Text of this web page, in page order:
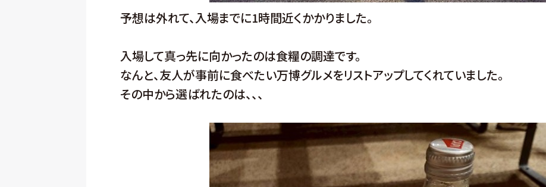
予想は外れて、入場までに1時間近くかかりました。
入場して真っ先に向かったのは食糧の調達です。
なんと、友人が事前に食べたい万博グルメをリストアップしてくれていました。
その中から選ばれたのは、、、